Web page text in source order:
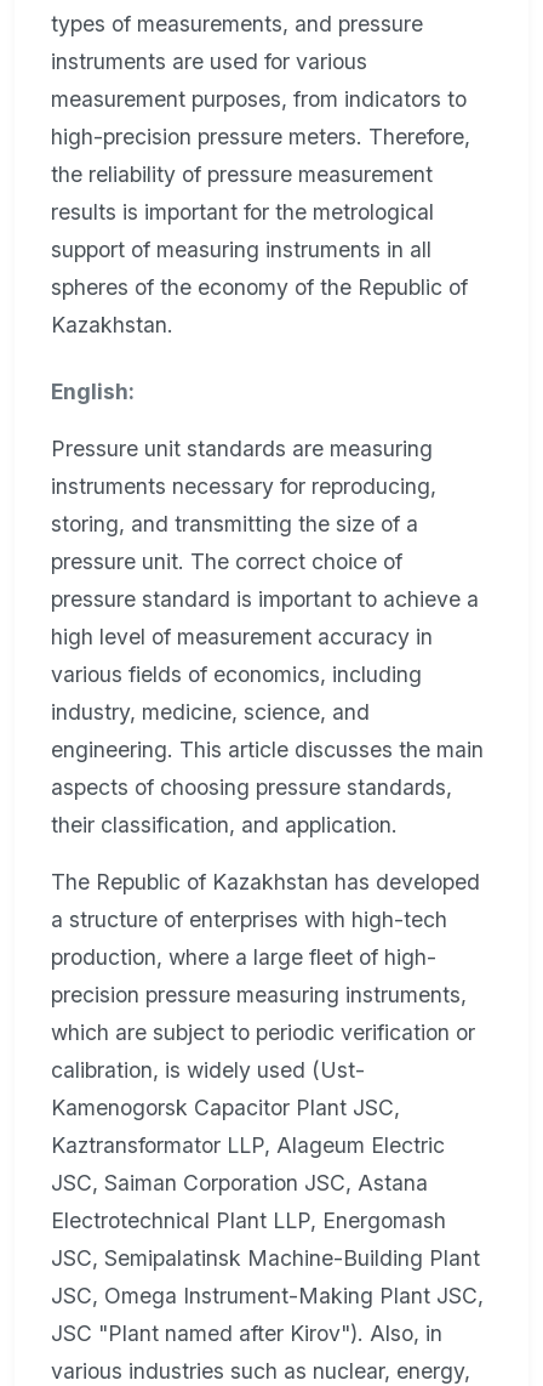
types of measurements, and pressure
instruments are used for various
measurement purposes, from indicators to
high-precision pressure meters. Therefore,
the reliability of pressure measurement
results is important for the metrological
support of measuring instruments in all
spheres of the economy of the Republic of
Kazakhstan.
English:
Pressure unit standards are measuring
instruments necessary for reproducing,
storing, and transmitting the size of a
pressure unit. The correct choice of
pressure standard is important to achieve a
high level of measurement accuracy in
various fields of economics, including
industry, medicine, science, and
engineering. This article discusses the main
aspects of choosing pressure standards,
their classification, and application.
The Republic of Kazakhstan has developed
a structure of enterprises with high-tech
production, where a large fleet of high-
precision pressure measuring instruments,
which are subject to periodic verification or
calibration, is widely used (Ust-
Kamenogorsk Capacitor Plant JSC,
Kaztransformator LLP, Alageum Electric
JSC, Saiman Corporation JSC, Astana
Electrotechnical Plant LLP, Energomash
JSC, Semipalatinsk Machine-Building Plant
JSC, Omega Instrument-Making Plant JSC,
JSC "Plant named after Kirov"). Also, in
various industries such as nuclear, energy,